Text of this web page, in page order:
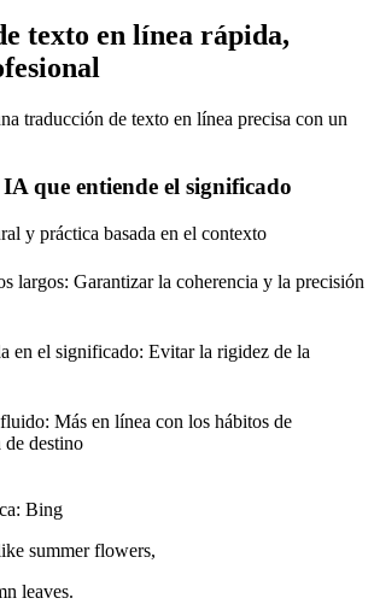
texto en línea rápida,
traducción de texto en línea precisa con un
que entiende el significado
y práctica basada en el contexto
largos: Garantizar la coherencia y la precisión
en el significado: Evitar la rigidez de la
Más en línea con los hábitos de
destino
Bing
summer flowers,
leaves.